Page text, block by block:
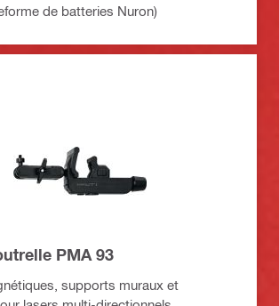
de batteries Nuron)
PMA 93
supports muraux et